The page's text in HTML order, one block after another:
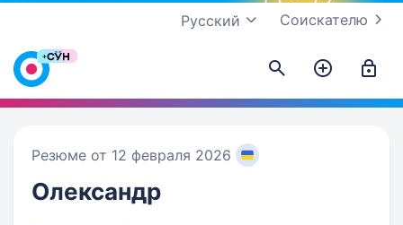
Соискателю
Русский
Резюме от 12 февраля 2026
Олександр